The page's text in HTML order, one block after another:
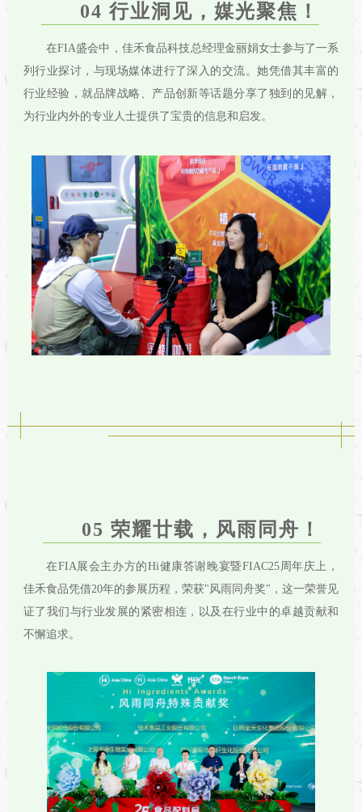
04 行业洞见，媒光聚焦 ！
在FIA盛会中，佳禾食品科技总经理金丽娟女士参与了一系
列行业探讨，与现场媒体进行了深入的交流。她凭借其丰富的
行业经验，就品牌战略、产品创新等话题分享了独到的见解，
为行业内外的专业人士提供了宝贵的信息和启发。
05 荣耀廿载，风雨同舟 ！
在FIA展会主办方的Hi健康答谢晚宴暨FIAC25周年庆上，
佳禾食品凭借20年的参展历程，荣获"风雨同舟奖"，这一荣誉见
证了我们与行业发展的紧密相连，以及在行业中的卓越贡献和
不懈追求。